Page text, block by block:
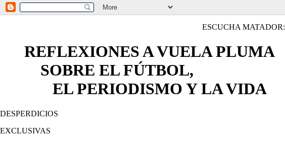
ESCUCHA MATADOR:
REFLEXIONES A VUELA PLUMA
SOBRE EL FÚTBOL,
EL PERIODISMO Y LA VIDA
DESPERDICIOS
EXCLUSIVAS